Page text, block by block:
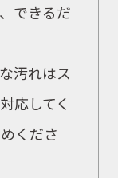
できるだ
汚れはス
応してく
くださ